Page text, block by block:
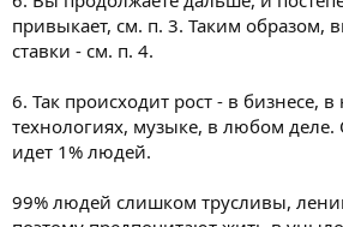
привыкает, см. п. 3. Таким образом,
ставки - см. п. 4.
6. Так происходит рост - в бизнесе, в
технологиях, музыке, в любом деле.
идет 1% людей.
99% людей слишком трусливы,